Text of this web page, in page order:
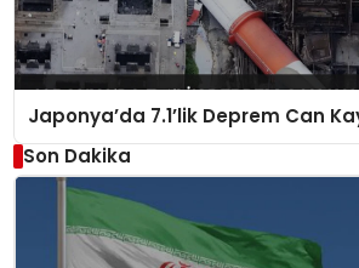
Japonya’da 7.1’lik Deprem Can
Son Dakika